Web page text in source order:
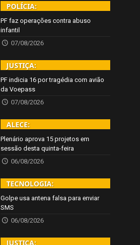
POLÍCIA:
PF faz operações contra abuso
infantil
07/08/2026
JUSTIÇA:
PF indicia 16 por tragédia com avião
da Voepass
07/08/2026
ALECE:
Plenário aprova 15 projetos em
sessão desta quinta-feira
06/08/2026
TECNOLOGIA:
Golpe usa antena falsa para enviar
SMS
06/08/2026
JUSTIÇA: